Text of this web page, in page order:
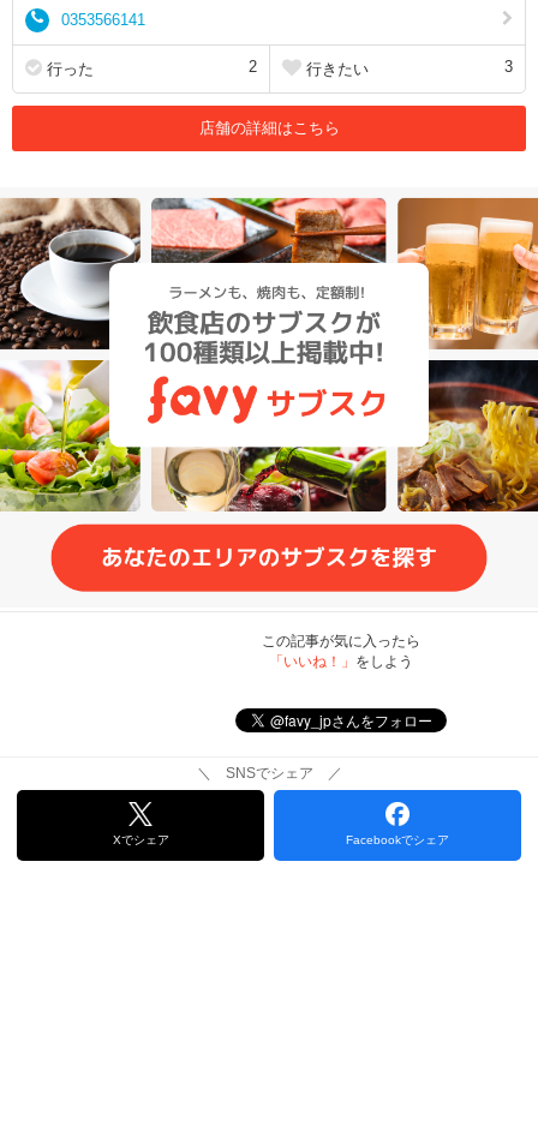
0353566141
行った 2 行きたい 3
店舗の詳細はこちら
この記事が気に入ったら
「いいね！」 をしよう
＼ SNSでシェア ／
Xでシェア Facebookでシェア